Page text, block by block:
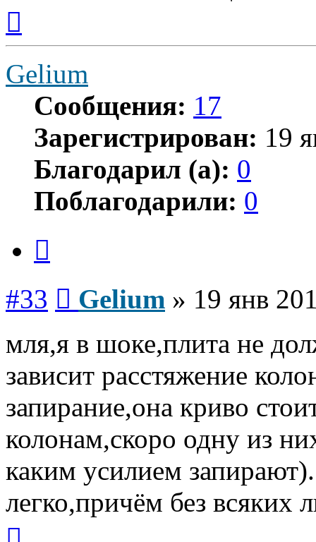
началу
Gelium
Сообщения: 17
Зарегистрирован: 19
Благодарил (а): 0
Поблагодарили: 0
#33 Gelium » 19 янв
мля,я в шоке,плита не
зависит расстяжение
запирание,она криво
колонам,скоро одну из
каким усилием
легко,причём без всяких